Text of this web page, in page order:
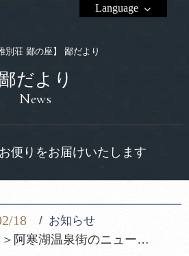
別荘 鄙の座】 鄙だより
Language
だより
News
便りをお届けいたします
18 お知らせ
＜終了＞阿寒湖温泉街のニュースポット“足湯施設”ネーミング公募のお知らせ